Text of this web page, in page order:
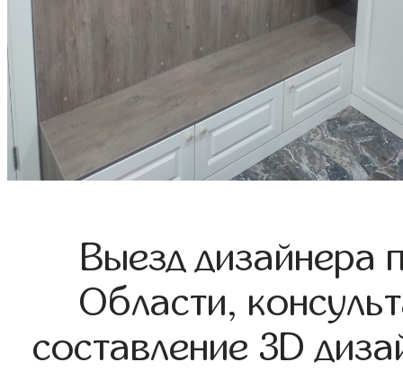
Выезд дизайнера
Области,
составление 3D